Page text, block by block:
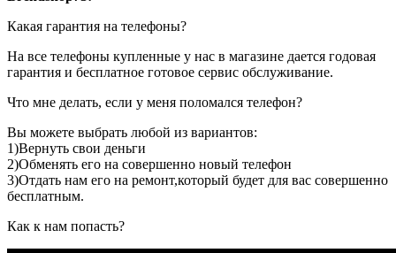
Какая гарантия на телефоны?
На все телефоны купленные у нас в магазине дается годовая
гарантия и бесплатное готовое сервис обслуживание.
Что мне делать, если у меня поломался телефон?
Вы можете выбрать любой из вариантов:
1)Вернуть свои деньги
2)Обменять его на совершенно новый телефон
3)Отдать нам его на ремонт,который будет для вас совершенно
бесплатным.
Как к нам попасть?